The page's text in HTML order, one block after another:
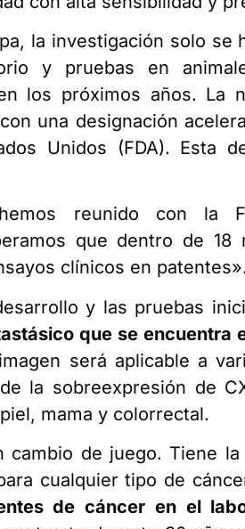
la investigación solo
y pruebas en
los próximos años. La
una designación
Unidos (FDA). Esta
reunido con la
que dentro de
clínicos en
y las pruebas
que se encuentra
será aplicable a
la sobreexpresión de
mama y colorrectal.
cambio de juego. Tiene
cualquier tipo de
de cáncer en el